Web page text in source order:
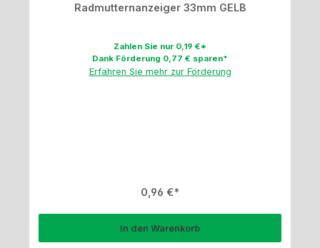
Radmutternanzeiger 33mm GELB
Zahlen Sie nur 0,19 €*
Dank Förderung 0,77 € sparen*
Erfahren Sie mehr zur Förderung
Regulärer Preis:
0,96 €
In den Warenkorb